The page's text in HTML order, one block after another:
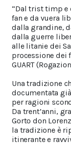
“Dal trist timp e
fan e da vuera
dalla grandine,
dalla guerre
alle litanie dei
processione dei
GUART
Una tradizione
documentata
per ragioni
Da trent’anni,
Gorto don
la tradizione è
itinerante e